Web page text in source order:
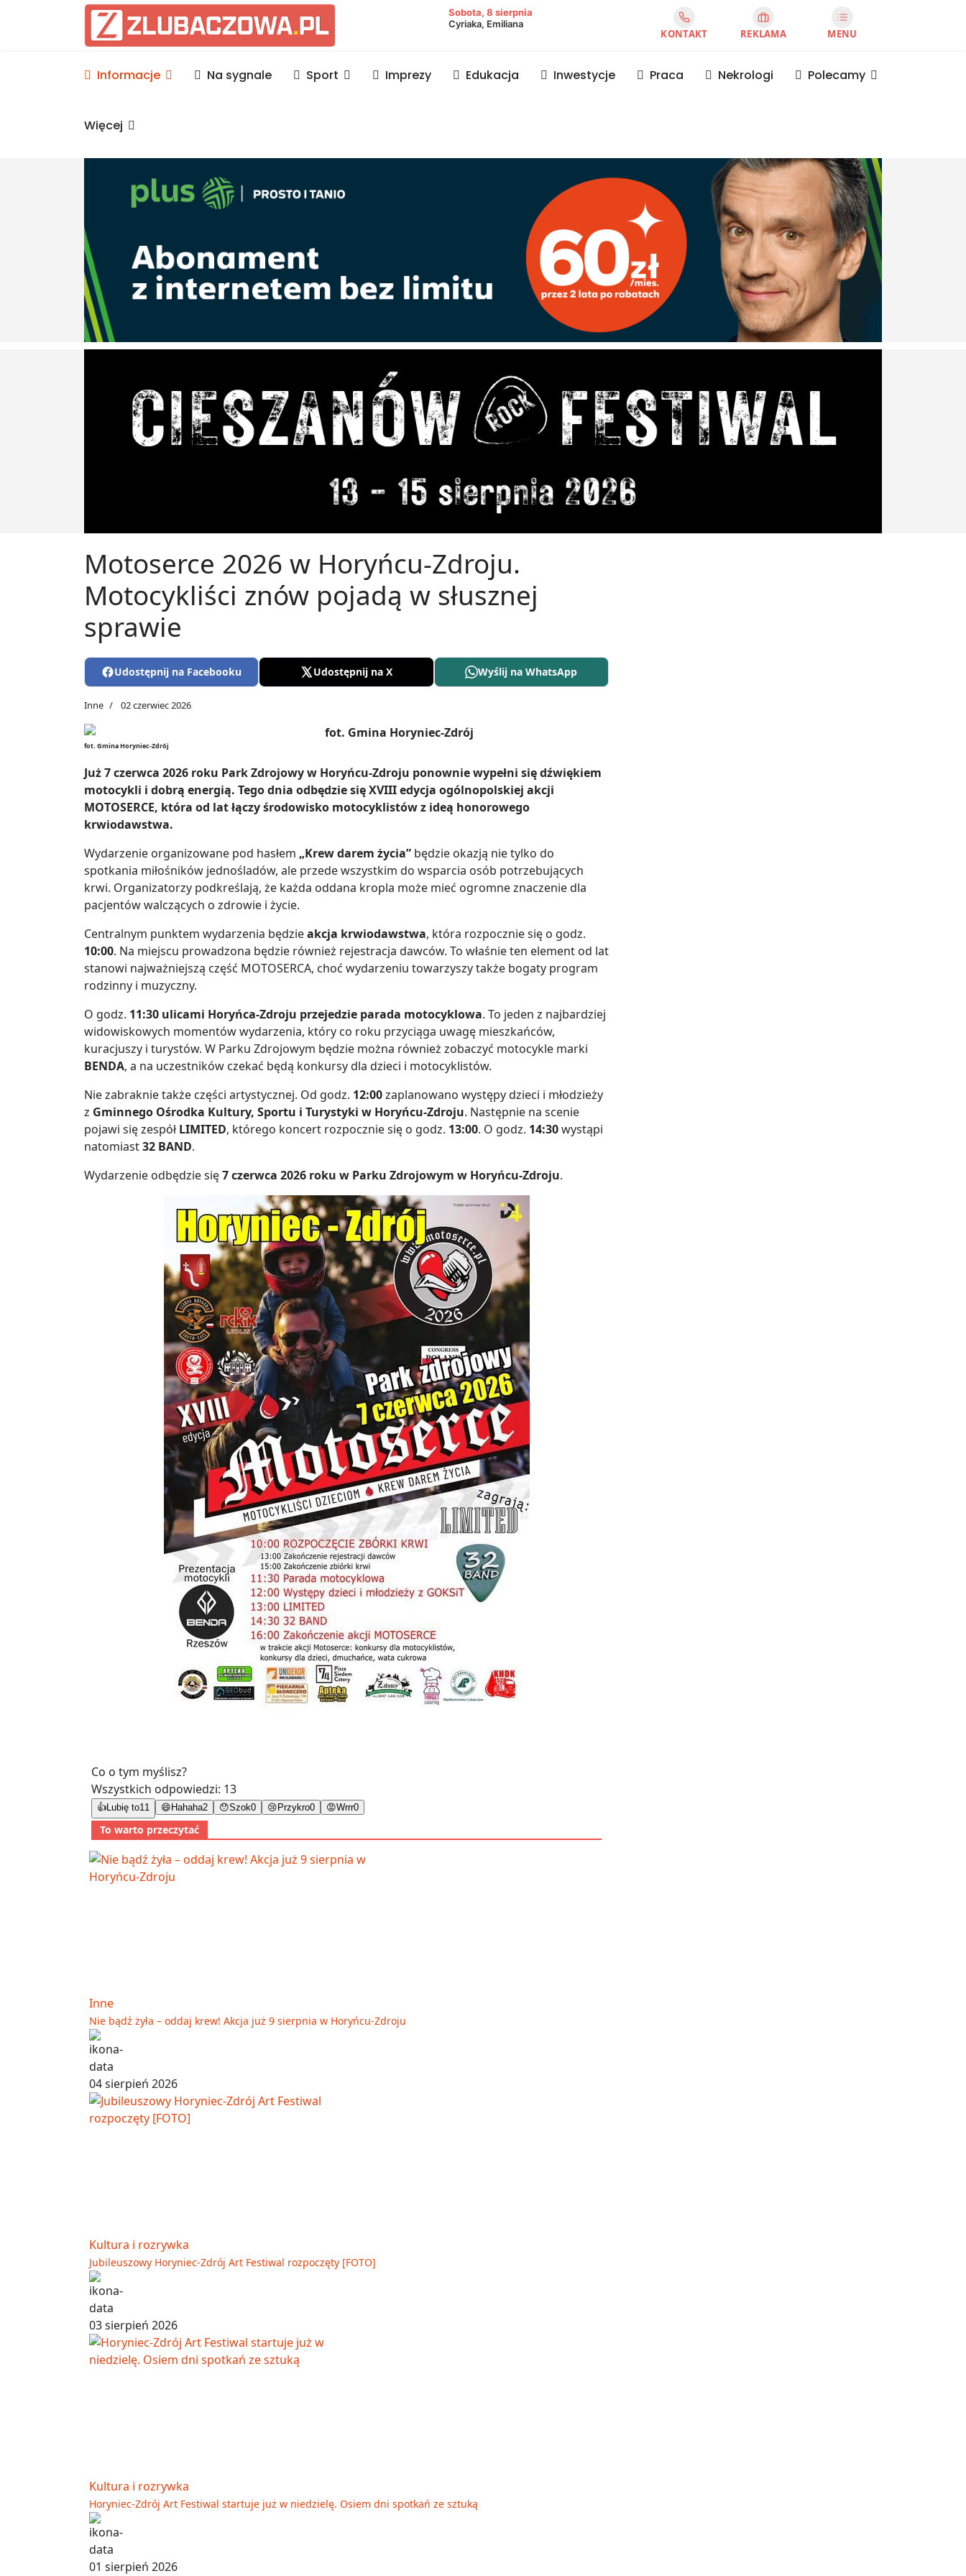
Informacje Lubaczów, powiat lubaczowski
Sobota, 8 sierpnia
Cyriaka, Emiliana
KONTAKT REKLAMA MENU
Informacje Na sygnale Sport Imprezy Edukacja Inwestycje Praca Nekrologi Polecamy
Więcej
Motoserce 2026 w Horyńcu-Zdroju.
Motocykliści znów pojadą w słusznej
sprawie
Udostępnij na Facebooku Udostępnij na X Wyślij na WhatsApp
Inne 02 czerwiec 2026
fot. Gmina Horyniec-Zdrój
Już 7 czerwca 2026 roku Park Zdrojowy w Horyńcu-Zdroju ponownie wypełni się dźwiękiem
motocykli i dobrą energią. Tego dnia odbędzie się XVIII edycja ogólnopolskiej akcji
MOTOSERCE, która od lat łączy środowisko motocyklistów z ideą honorowego
krwiodawstwa.
Wydarzenie organizowane pod hasłem „Krew darem życia” będzie okazją nie tylko do
spotkania miłośników jednośladów, ale przede wszystkim do wsparcia osób potrzebujących
krwi. Organizatorzy podkreślają, że każda oddana kropla może mieć ogromne znaczenie dla
pacjentów walczących o zdrowie i życie.
Centralnym punktem wydarzenia będzieakcja krwiodawstwa, która rozpocznie się o godz.
10:00. Na miejscu prowadzona będzie również rejestracja dawców. To właśnie ten element od lat
stanowi najważniejszą część MOTOSERCA, choć wydarzeniu towarzyszy także bogaty program
rodzinny i muzyczny.
O godz. 11:30 ulicami Horyńca-Zdroju przejedzie parada motocyklowa. To jeden z najbardziej
widowiskowych momentów wydarzenia, który co roku przyciąga uwagę mieszkańców,
kuracjuszy i turystów. W Parku Zdrojowym będzie można również zobaczyć motocykle marki
BENDA, a na uczestników czekać będą konkursy dla dzieci i motocyklistów.
Nie zabraknie także części artystycznej. Od godz. 12:00zaplanowano występy dzieci i młodzieży
z Gminnego Ośrodka Kultury, Sportu i Turystyki w Horyńcu-Zdroju. Następnie na scenie
pojawi się zespół LIMITED, którego koncert rozpocznie się o godz. 13:00. O godz. 14:30wystąpi
natomiast32 BAND.
Wydarzenie odbędzie się7 czerwca 2026 roku w Parku Zdrojowym w Horyńcu-Zdroju.
Co o tym myślisz?
Wszystkich odpowiedzi: 13
👍Lubię to11 😄 Hahaha2 😯Szok0 😢 Przykro0 😡Wrrr0
To warto przeczytać
Inne
Nie bądź żyła – oddaj krew! Akcja już 9 sierpnia w Horyńcu-Zdroju
04 sierpień 2026
Kultura i rozrywka
Jubileuszowy Horyniec-Zdrój Art Festiwal rozpoczęty [FOTO]
03 sierpień 2026
Kultura i rozrywka
Horyniec-Zdrój Art Festiwal startuje już w niedzielę. Osiem dni spotkań ze sztuką
01 sierpień 2026